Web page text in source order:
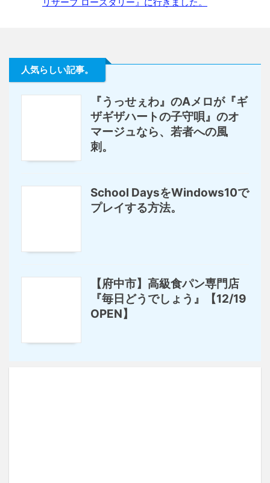
人気らしい記事。
『うっせぇわ』のAメロが『ギ
ザギザハートの子守唄』のオ
マージュなら、若者への風
刺。
School DaysをWindows10で
プレイする方法。
【府中市】高級食パン専門店
『毎日どうでしょう』【12/19
OPEN】